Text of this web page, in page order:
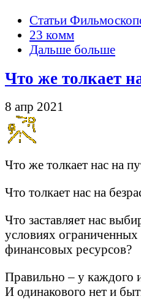
Статьи
23 комм
Дальше больше
Что же толкает
8 апр 2021
Что же толкает нас на
Что толкает нас на
Что заставляет нас
условиях
финансовых ресурсов?
Правильно – у каждого
И одинакового нет и